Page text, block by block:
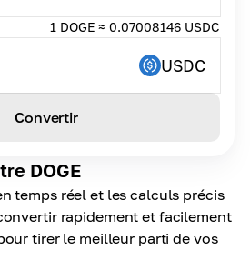
DOGE
temps réel et les calculs précis
rapidement et facilement
tirer le meilleur parti de vos
1 DOGE ≈ 0.07008146 USDC
USDC
Convertir